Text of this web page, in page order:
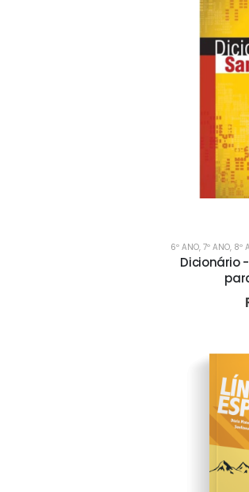
6º ANO, 7º ANO, 8º
Dicionário